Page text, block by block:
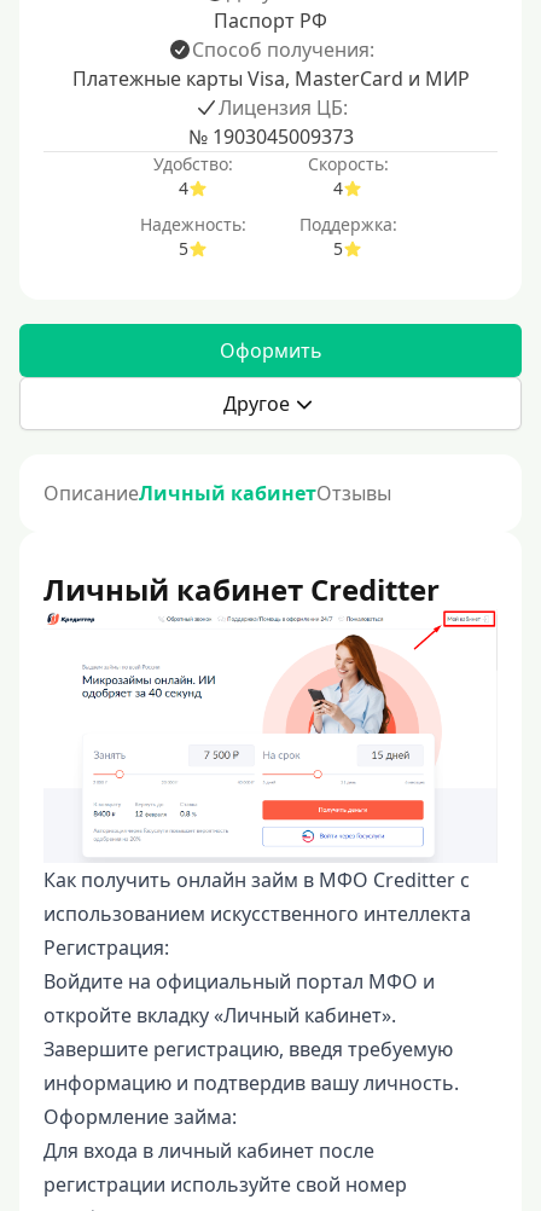
Паспорт РФ
Способ получения:
Платежные карты Visa, MasterCard и МИР
Лицензия ЦБ:
№ 1903045009373
Удобство:
4
Скорость:
4
Надежность:
5
Поддержка:
5
Оформить
Другое
ОписаниеЛичный кабинетОтзывы
Личный кабинет Creditter
Как получить онлайн займ в МФО Creditter с
использованием искусственного интеллекта
Регистрация:
Войдите на официальный портал МФО и
откройте вкладку «Личный кабинет».
Завершите регистрацию, введя требуемую
информацию и подтвердив вашу личность.
Оформление займа:
Для входа в личный кабинет после
регистрации используйте свой номер